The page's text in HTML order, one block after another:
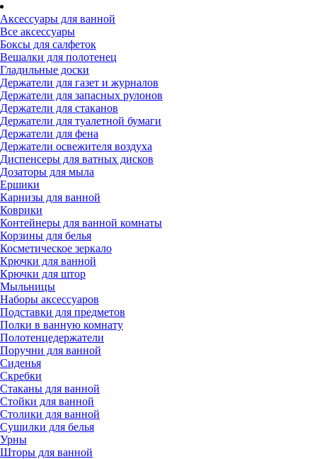
Аксессуары для ванной
Все аксессуары
Боксы для салфеток
Вешалки для полотенец
Гладильные доски
Держатели для газет и журналов
Держатели для запасных рулонов
Держатели для стаканов
Держатели для туалетной бумаги
Держатели для фена
Держатели освежителя воздуха
Диспенсеры для ватных дисков
Дозаторы для мыла
Ершики
Карнизы для ванной
Коврики
Контейнеры для ванной комнаты
Корзины для белья
Косметическое зеркало
Крючки для ванной
Крючки для штор
Мыльницы
Наборы аксессуаров
Подставки для предметов
Полки в ванную комнату
Полотенцедержатели
Поручни для ванной
Сиденья
Скребки
Стаканы для ванной
Стойки для ванной
Столики для ванной
Сушилки для белья
Урны
Шторы для ванной